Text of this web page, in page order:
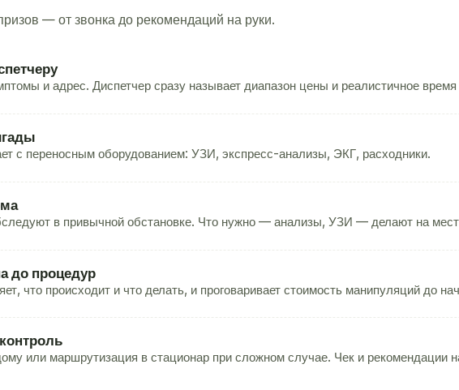
— от звонка до рекомендаций на руки.
и адрес. Диспетчер сразу называет диапазон цены и реалистичное время
с переносным оборудованием: УЗИ, экспресс-анализы, ЭКГ, расходники.
в привычной обстановке. Что нужно — анализы, УЗИ — делают на
до процедур
что происходит и что делать, и проговаривает стоимость манипуляций до
или маршрутизация в стационар при сложном случае. Чек и рекомендации